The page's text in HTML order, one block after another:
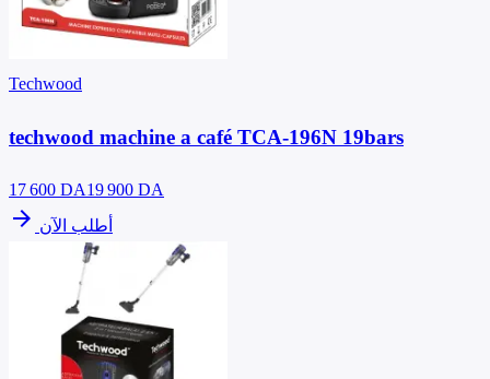
Techwood
techwood machine a café TCA-196N 19bars
17 600 DA19 900 DA
arrow_forward أطلب الآن